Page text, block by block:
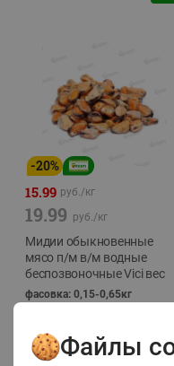
-20%
15.99 руб./кг
19.99 руб./кг
Мидии обыкновенные
мясо п/м в/м водные
беспозвоночные Vici вес
фасовка: 0,15-0,65кг
Файлы